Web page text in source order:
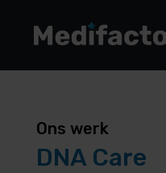
Ons werk
DNA Care